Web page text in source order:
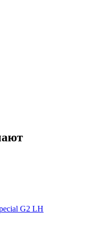
G2 LH